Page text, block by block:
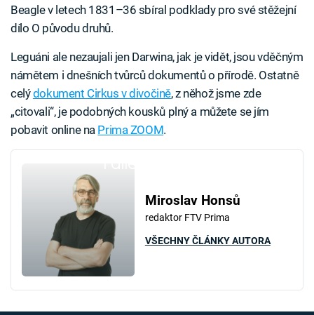
Beagle v letech 1831–36 sbíral podklady pro své stěžejní
dílo O původu druhů.
Leguáni ale nezaujali jen Darwina, jak je vidět, jsou vděčným
námětem i dnešních tvůrců dokumentů o přírodě. Ostatně
celýdokument Cirkus v divočině, z něhož jsme zde
„citovali“, je podobných kousků plný a můžete se jím
pobavit online na Prima ZOOM.
Miroslav Honsů
redaktor FTV Prima
VŠECHNY ČLÁNKY AUTORA